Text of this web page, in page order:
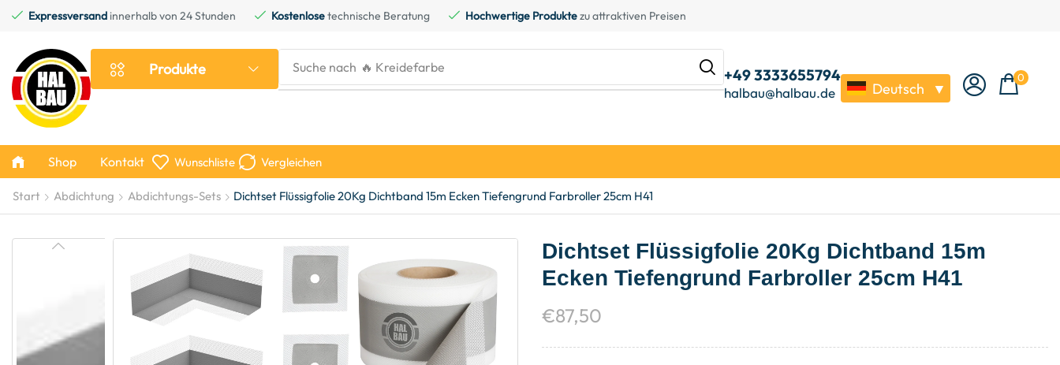
Expressversand innerhalb von 24 Stunden Kostenlosetechnische Beratung Hochwertige Produktezu attraktiven Preisen
Produkte Suche nach 🔥 Kreidefarbe +49 3333655794
halbau@halbau.de Deutsch ▼
0
Shop Kontakt Wunschliste Vergleichen
Start Abdichtung Abdichtungs-Sets Dichtset Flüssigfolie 20Kg Dichtband 15m Ecken Tiefengrund Farbroller 25cm H41
Dichtset Flüssigfolie 20Kg Dichtband 15m
Ecken Tiefengrund Farbroller 25cm H41
€87,50